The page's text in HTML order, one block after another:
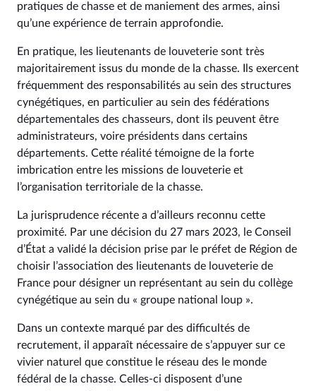
pratiques de chasse et de maniement des armes, ainsi
qu’une expérience de terrain approfondie.
En pratique, les lieutenants de louveterie sont très
majoritairement issus du monde de la chasse. Ils exercent
fréquemment des responsabilités au sein des structures
cynégétiques, en particulier au sein des fédérations
départementales des chasseurs, dont ils peuvent être
administrateurs, voire présidents dans certains
départements. Cette réalité témoigne de la forte
imbrication entre les missions de louveterie et
l’organisation territoriale de la chasse.
La jurisprudence récente a d’ailleurs reconnu cette
proximité. Par une décision du 27 mars 2023, le Conseil
d’État a validé la décision prise par le préfet de Région de
choisir l’association des lieutenants de louveterie de
France pour désigner un représentant au sein du collège
cynégétique au sein du « groupe national loup ».
Dans un contexte marqué par des difficultés de
recrutement, il apparaît nécessaire de s’appuyer sur ce
vivier naturel que constitue le réseau des le monde
fédéral de la chasse. Celles-ci disposent d’une